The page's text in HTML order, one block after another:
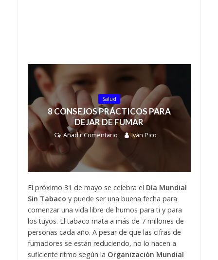
Salud
8 CONSEJOS PRÁCTICOS PARA
DEJAR DE FUMAR
Añadir Comentario Iván Pico
El próximo 31 de mayo se celebra el Día Mundial
Sin Tabaco y puede ser una buena fecha para
comenzar una vida libre de humos para ti y para
los tuyos. El tabaco mata a más de 7 millones de
personas cada año. A pesar de que las cifras de
fumadores se están reduciendo, no lo hacen a
suficiente ritmo según la Organización Mundial